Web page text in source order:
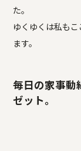
た。
ゆくゆくは私も
ます。
毎日の家事動
ゼット。